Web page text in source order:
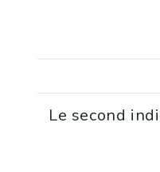
Le second